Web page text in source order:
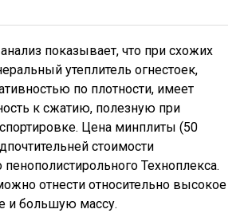
показывает, что при схожих
утеплитель огнестоек,
по плотности, имеет
к сжатию, полезную при
Цена минплиты (50
стоимости
Техноплекса.
отнести относительно высокое
и большую массу.